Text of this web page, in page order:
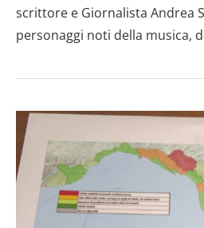
scrittore e Giornalista Andrea
personaggi noti della musica,